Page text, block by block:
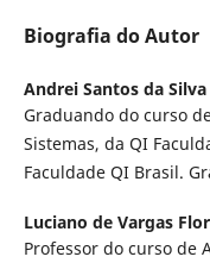
Biografia do Autor
Andrei Santos da Silva
Graduando do curso
Sistemas, da QI
Faculdade QI Brasil.
Luciano de Vargas
Professor do curso de